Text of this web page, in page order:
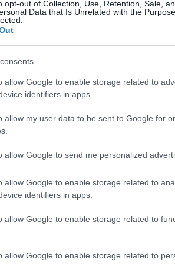
opt-out of Collection, Use, Retention, Sale,
Data that Is Unrelated with the
allow Google to enable storage related to
identifiers in apps.
allow my user data to be sent to Google for
allow Google to send me personalized
allow Google to enable storage related to
identifiers in apps.
allow Google to enable storage related to
allow Google to enable storage related to
Last.fm továbbra sem lesz fizetős,
2009.03.25 11:16:51
vettem rá magam, a hozzászólásra és egy
hogy a Japán felhasználók nincsenek a
időszakában ők is erősen kommentálták az újabb
takarítás, játszott számok elrejtése.
lista törlése, populáris előadók adatbázisának ki
az had vesszen.)
veszem a fáradtságot a gyűjteményem
ne más arassa le a babérokat!